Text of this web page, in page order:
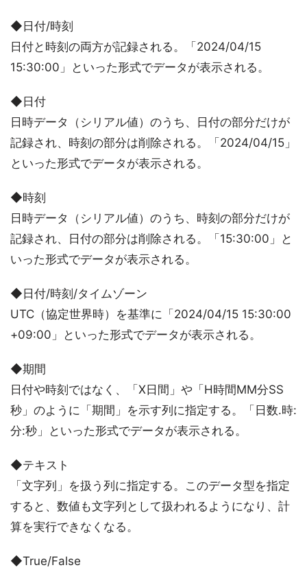
◆日付/時刻
日付と時刻の両方が記録される。「2024/04/15
15:30:00」といった形式でデータが表示される。
◆日付
日時データ（シリアル値）のうち、日付の部分だけが
記録され、時刻の部分は削除される。「2024/04/15」
といった形式でデータが表示される。
◆時刻
日時データ（シリアル値）のうち、時刻の部分だけが
記録され、日付の部分は削除される。「15:30:00」と
いった形式でデータが表示される。
◆日付/時刻/タイムゾーン
UTC（協定世界時）を基準に「2024/04/15 15:30:00
+09:00」といった形式でデータが表示される。
◆期間
日付や時刻ではなく、「X日間」や「H時間MM分SS
秒」のように「期間」を示す列に指定する。「日数.時:
分:秒」といった形式でデータが表示される。
◆テキスト
「文字列」を扱う列に指定する。このデータ型を指定
すると、数値も文字列として扱われるようになり、計
算を実行できなくなる。
◆True/False